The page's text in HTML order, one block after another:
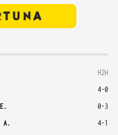
H2H
4-0
0-3
A.
4-1